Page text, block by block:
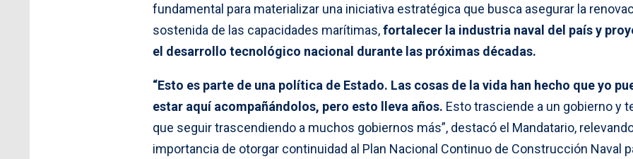
fundamental para materializar una iniciativa estratégica que busca asegurar la
sostenida de las capacidades marítimas,fortalecer la industria naval del país y
el desarrollo tecnológico nacional durante las próximas décadas.
“Esto es parte de una política de Estado. Las cosas de la vida han hecho que yo
estar aquí acompañándolos, pero esto lleva años. Esto trasciende a un gobierno y
que seguir trascendiendo a muchos gobiernos más”, destacó el Mandatario,
importancia de otorgar continuidad al Plan Nacional Continuo de Construcción Naval